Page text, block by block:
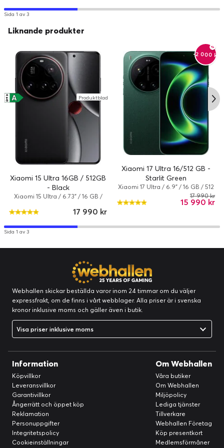
Bildskärm
Typ:
Bildskärmsupplösning:
2670 x 1200 pixlar
Färgdjup:
68 miljarder färger
Diagonal storlek:
Flash-minne
Intern minneskapacitet:
256 GB
Sensorupplösning:
32 megapixlar
Bakre kamera
Sensorupplösning:
50 megapixlar
Qualcomm ADRENO
Säkerhetsenheter:
Pekskärm (multi-touch)
RAM
RAM storlek:
12 GB
Ström
Energiklass:
Sida 1 av 3
Liknande produkter
Xiaomi 15 Ultra 16GB / 512GB
- Black
Xiaomi 15 Ultra / 6.73" / 16 GB /
A
A
↑
G Produktblad
17 990 kr
-2 000 kr
Xiaomi 17 Ultra 16/512 GB -
Starlit Green
Xiaomi 17 Ultra / 6.9" / 16 GB / 512
GB / Dual-SIM / HyperOS 3 /
Stjärnprydd grön15 990 kr
17 990 kr
Sida 1 av 3
Webhallen skickar beställda varor inom 24 timmar om du väljer
expressfrakt, om de finns i vårt webblager. Alla priser är i svenska
kronor inklusive moms och gäller även i butik.
Visa priser inklusive moms
Information
Köpvillkor
Leveransvillkor
Garantivillkor
Ångerrätt och öppet köp
Reklamation
Personuppgifter
Integritetspolicy
Cookieinställningar
Om Webhallen
Våra butiker
Om Webhallen
Miljöpolicy
Lediga tjänster
Tillverkare
Webhallen Företag
Köp presentkort
Medlemsförmåner